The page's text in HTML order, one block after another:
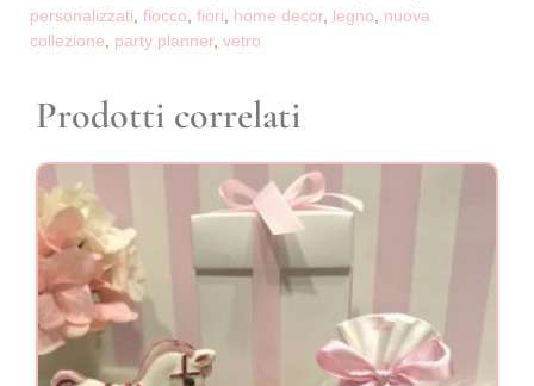
personalizzati, fiocco, fiori, home decor, legno, nuova
collezione, party planner, vetro
Prodotti correlati